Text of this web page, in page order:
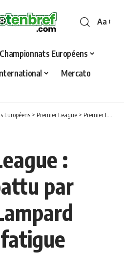
Font
Aa
Championnats Européens
Mercato
Européens > Premier League > Premier League : Chelsea battu par Wolves, Lampard accuse la fatigue
:
par